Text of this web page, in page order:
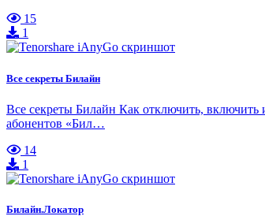
15
1
Все секреты Билайн
Все секреты Билайн Как отключить, включить
абонентов «Бил…
14
1
Билайн.Локатор